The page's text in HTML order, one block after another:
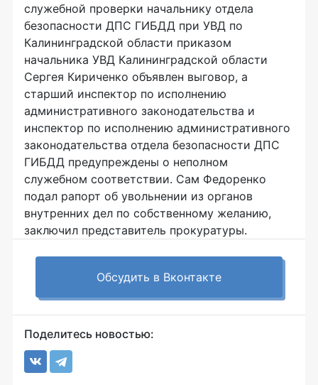
служебной проверки начальнику отдела
безопасности ДПС ГИБДД при УВД по
Калининградской области приказом
начальника УВД Калининградской области
Сергея Кириченко объявлен выговор, а
старший инспектор по исполнению
административного законодательства и
инспектор по исполнению административного
законодательства отдела безопасности ДПС
ГИБДД предупреждены о неполном
служебном соответствии. Сам Федоренко
подал рапорт об увольнении из органов
внутренних дел по собственному желанию,
заключил представитель прокуратуры.
Обсудить в Вконтакте
Поделитесь новостью: